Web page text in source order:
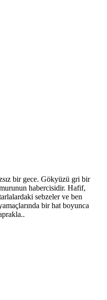
bir gece. Gökyüzü gri bir
habercisidir. Hafif,
sebzeler ve ben
bir hat boyunca